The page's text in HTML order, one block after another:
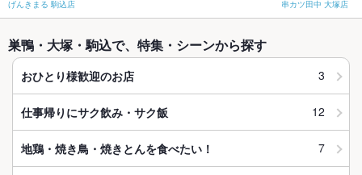
げんきまる 駒込店 串カツ田中 大塚店
巣鴨・大塚・駒込で、特集・シーンから探す
おひとり様歓迎のお店 3
仕事帰りにサク飲み・サク飯 12
地鶏・焼き鳥・焼きとんを食べたい！ 7